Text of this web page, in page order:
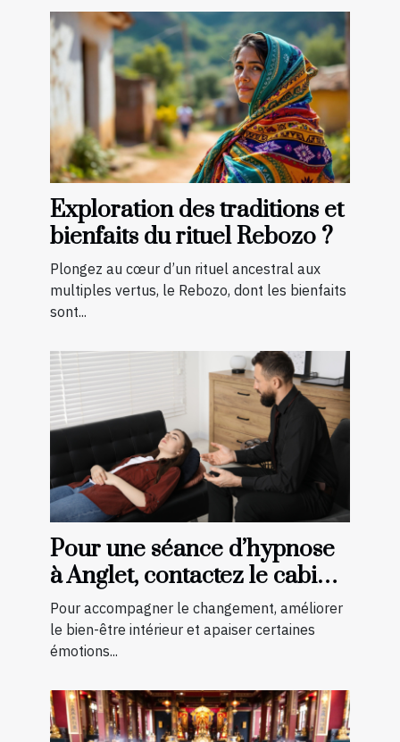
Exploration des traditions et
bienfaits du rituel Rebozo ?
Plongez au cœur d’un rituel ancestral aux
multiples vertus, le Rebozo, dont les bienfaits
sont...
Pour une séance d’hypnose
à Anglet, contactez le cabinet
Esprit Libre 64 !
Pour accompagner le changement, améliorer
le bien-être intérieur et apaiser certaines
émotions...